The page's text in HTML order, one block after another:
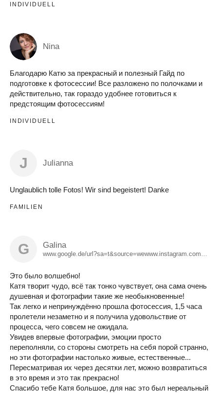
INDIVIDUELL
Nina
Благодарю Катю за прекрасный и полезный Гайд по
подготовке к фотосессии! Все разложено по полочками и
действительно, так гораздо удобнее готовиться к
предстоящим фотосессиям!
INDIVIDUELL
J Julianna
Unglaublich tolle Fotos! Wir sind begeistert! Danke
FAMILIEN
G Galina
www.google.de/url?sa=t&source=wewww.instagram.com/galactica_gl
Это было волшебно!
Катя творит чудо, всё так тонко чувствует, она сама очень
душевная и фотографии такие же необыкновенные!
Так легко и непринуждённо прошла фотосессия, 1,5 часа
пролетели незаметно и я получила удовольствие от
процесса, чего совсем не ожидала.
Увидев впервые фотографии, эмоции просто
переполняли, со стороны смотреть на себя порой странно,
но эти фотографии настолько живые, естественные...
Пересматривая их через десятки лет, можно возвратиться
в это время и это так прекрасно!
Спасибо тебе Катя большое, для нас это был нереальный